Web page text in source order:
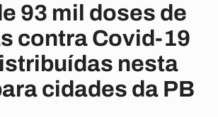
93 mil doses de
contra Covid-19
nesta
cidades da PB